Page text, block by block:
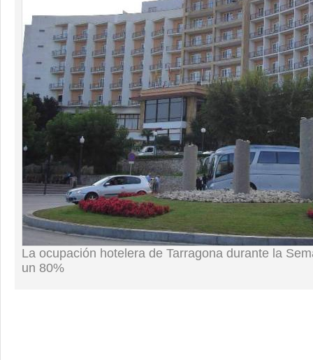
La ocupación hotelera de Tarragona durante la
un 80%